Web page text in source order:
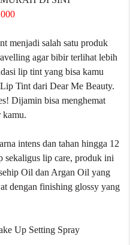
menjadi salah satu produk
agar bibir terlihat lebih
lip tint yang bisa kamu
Tint dari Dear Me Beauty.
Dijamin bisa menghemat
kamu.
intens dan tahan hingga 12
sekaligus lip care, produk ini
Oil dan Argan Oil yang
dengan finishing glossy yang
Up Setting Spray